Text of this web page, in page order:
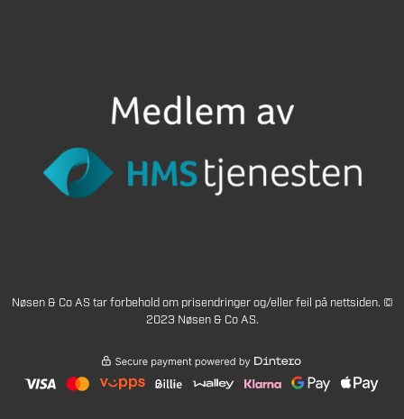
Nøsen & Co AS tar forbehold om prisendringer og/eller feil på nettsiden. ©
2023 Nøsen & Co AS.